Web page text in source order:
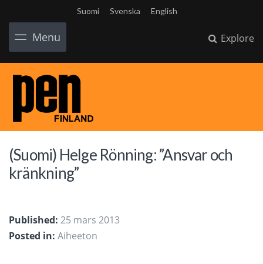
Suomi Svenska English
Menu Explore
(Suomi) Helge Rönning: ”Ansvar och
kränkning”
Published: 25 mars 2013
Posted in: Aiheeton